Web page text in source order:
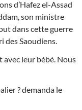
d’Hafez el-Assad
son ministre
dans cette guerre
des Saoudiens.
avec leur bébé. Nous
? demanda le